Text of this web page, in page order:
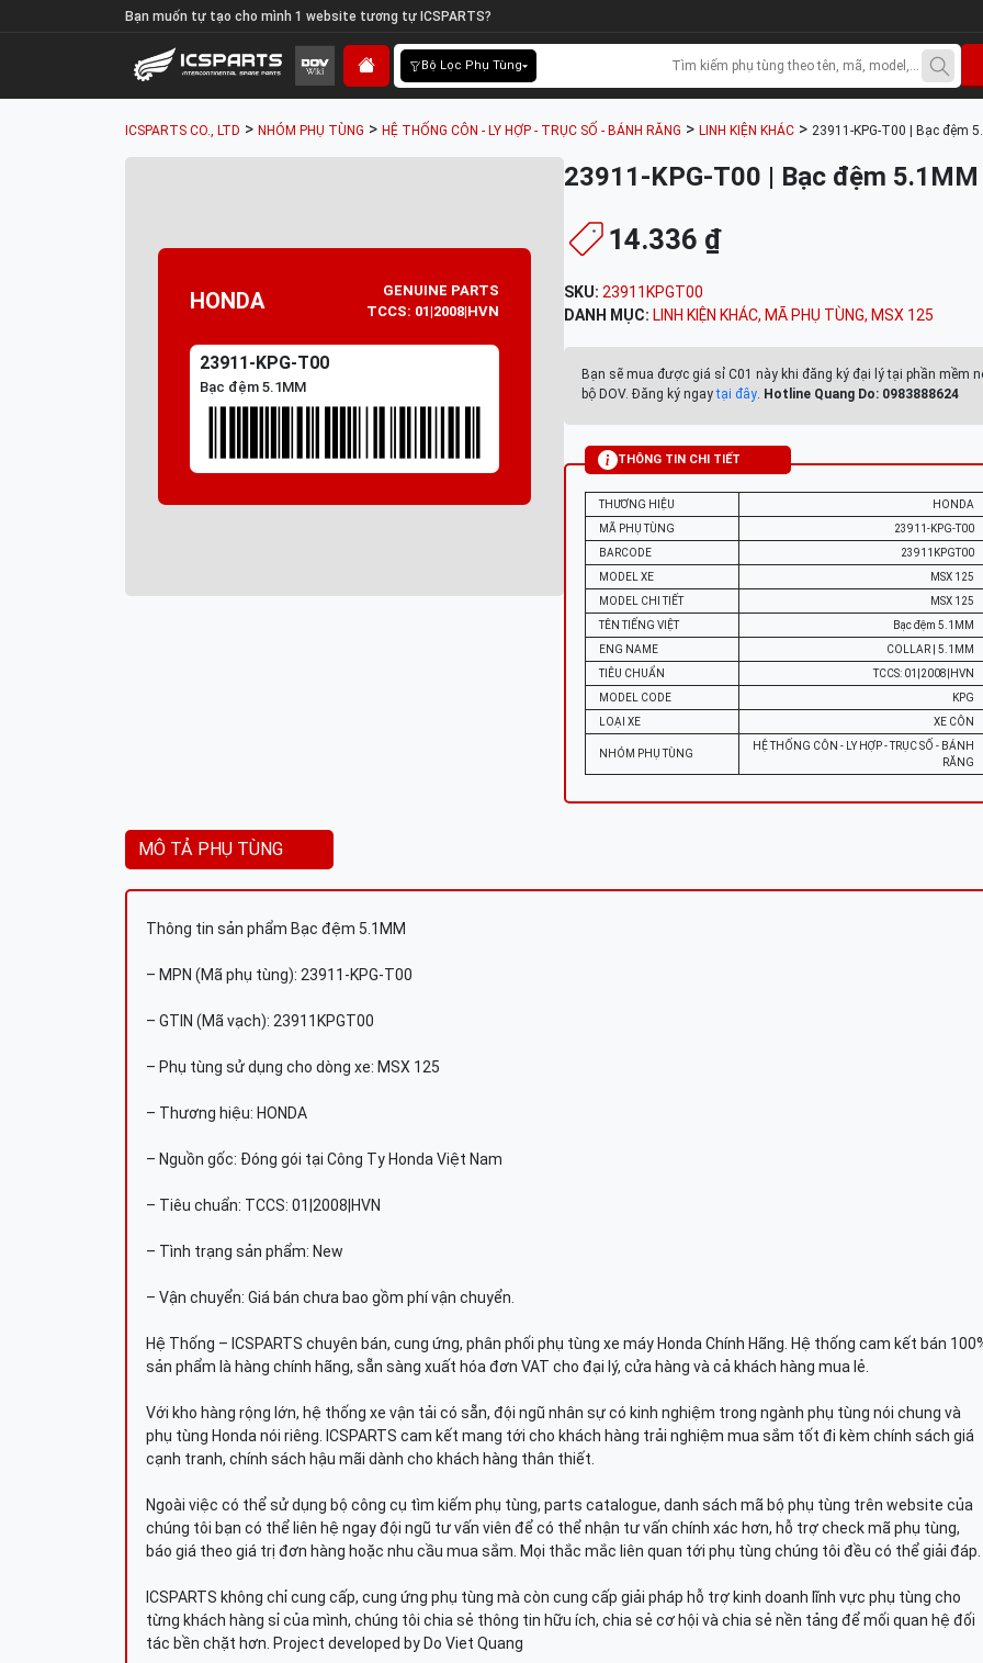
Bạn muốn tự tạo cho mình 1 website tương tự ICSPARTS?
Bộ Lọc Phụ Tùng
ICSPARTS CO., LTD > NHÓM PHỤ TÙNG > HỆ THỐNG CÔN - LY HỢP - TRỤC SỐ - BÁNH RĂNG > LINH KIỆN KHÁC > 23911-KPG-T00 | Bạc đệm
HONDA
GENUINE PARTS
TCCS: 01|2008|HVN
23911-KPG-T00
Bạc đệm 5.1MM
23911-KPG-T00 | Bạc đệm 5.1MM
14.336 ₫
SKU: 23911KPGT00
DANH MỤC: LINH KIỆN KHÁC, MÃ PHỤ TÙNG, MSX 125
Bạn sẽ mua được giá sỉ C01 này khi đăng ký đại lý tại phần mềm
bộ DOV. Đăng ký ngaytại đây. Hotline Quang Do: 0983888624
THÔNG TIN CHI TIẾT
THƯƠNG HIỆU
HONDA
MÃ PHỤ TÙNG
23911-KPG-T00
BARCODE
23911KPGT00
MODEL XE
MSX 125
MODEL CHI TIẾT
MSX 125
TÊN TIẾNG VIỆT
Bạc đệm 5.1MM
ENG NAME
COLLAR | 5.1MM
TIÊU CHUẨN
TCCS: 01|2008|HVN
MODEL CODE
KPG
LOẠI XE
XE CÔN
NHÓM PHỤ TÙNG
HỆ THỐNG CÔN - LY HỢP - TRỤC SỐ - BÁNH
RĂNG
MÔ TẢ PHỤ TÙNG
Thông tin sản phẩm Bạc đệm 5.1MM
– MPN (Mã phụ tùng): 23911-KPG-T00
– GTIN (Mã vạch): 23911KPGT00
– Phụ tùng sử dụng cho dòng xe: MSX 125
– Thương hiệu: HONDA
– Nguồn gốc: Đóng gói tại Công Ty Honda Việt Nam
– Tiêu chuẩn: TCCS: 01|2008|HVN
– Tình trạng sản phẩm: New
– Vận chuyển: Giá bán chưa bao gồm phí vận chuyển.
Hệ Thống – ICSPARTS chuyên bán, cung ứng, phân phối phụ tùng xe máy Honda Chính Hãng. Hệ thống cam kết bán
sản phẩm là hàng chính hãng, sẵn sàng xuất hóa đơn VAT cho đại lý, cửa hàng và cả khách hàng mua lẻ.
Với kho hàng rộng lớn, hệ thống xe vận tải có sẵn, đội ngũ nhân sự có kinh nghiệm trong ngành phụ tùng nói chung và
phụ tùng Honda nói riêng. ICSPARTS cam kết mang tới cho khách hàng trải nghiệm mua sắm tốt đi kèm chính sách giá
cạnh tranh, chính sách hậu mãi dành cho khách hàng thân thiết.
Ngoài việc có thể sử dụng bộ công cụ tìm kiếm phụ tùng, parts catalogue, danh sách mã bộ phụ tùng trên website của
chúng tôi bạn có thể liên hệ ngay đội ngũ tư vấn viên để có thể nhận tư vấn chính xác hơn, hỗ trợ check mã phụ tùng,
báo giá theo giá trị đơn hàng hoặc nhu cầu mua sắm. Mọi thắc mắc liên quan tới phụ tùng chúng tôi đều có thể giải đáp.
ICSPARTS không chỉ cung cấp, cung ứng phụ tùng mà còn cung cấp giải pháp hỗ trợ kinh doanh lĩnh vực phụ tùng cho
từng khách hàng sỉ của mình, chúng tôi chia sẻ thông tin hữu ích, chia sẻ cơ hội và chia sẻ nền tảng để mối quan hệ đối
tác bền chặt hơn. Project developed by Do Viet Quang